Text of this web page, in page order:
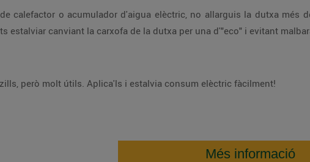
de 10 minuts perquè gastaries igual o més aigua que omplint la
banyera. També pots estalviar
Són trucs molt senzills, però molt útils. Aplica'ls i estalvia consum elèctric fàcilment!
Més informació